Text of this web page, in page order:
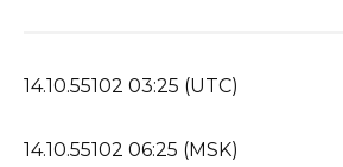
14.10.55102 03:25 (UTC)
14.10.55102 06:25 (MSK)